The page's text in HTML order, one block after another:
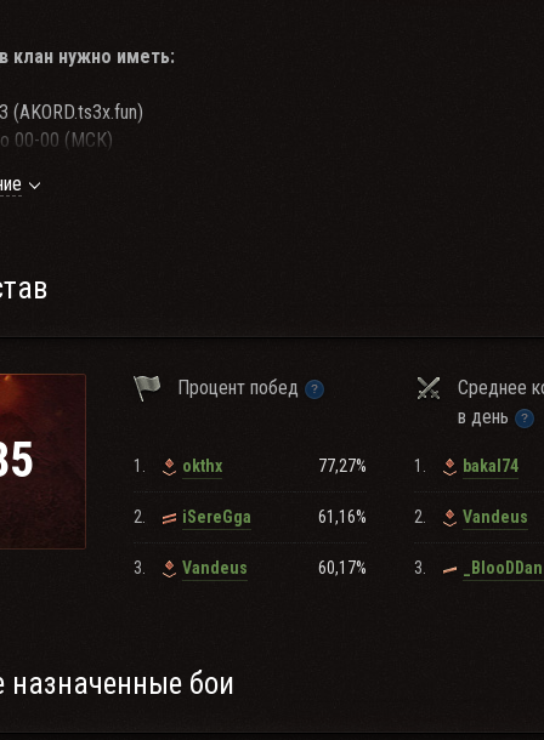
клан нужно иметь:
(AKORD.ts3x.fun)
00-00 (МСК)
клана.
Процент побед
Среднее
в день
1. okthx 77,27%
2. iSereGga 61,16%
3. Vandeus 60,17%
1. bakal74
2. Vandeus
3.
бои